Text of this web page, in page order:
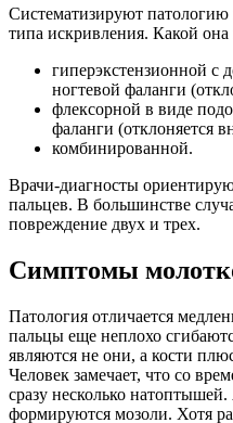
Систематизируют патологию
типа искривления. Какой
гиперэкстензионной с
ногтевой фаланги
флексорной в виде
фаланги (отклоняется
комбинированной.
Врачи-диагносты
пальцев. В большинстве
повреждение двух и трех.
Симптомы
Патология отличается
пальцы еще неплохо
являются не они, а кости
Человек замечает, что со
сразу несколько
формируются мозоли. Хотя